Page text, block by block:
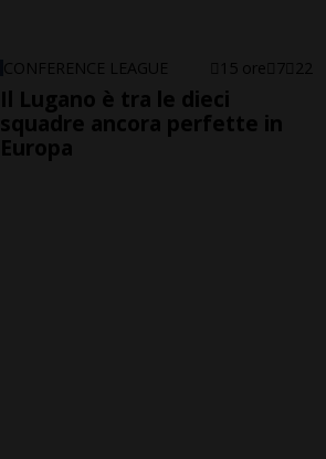
CONFERENCE LEAGUE 15 ore 7 22
Il Lugano è tra le dieci
squadre ancora perfette in
Europa